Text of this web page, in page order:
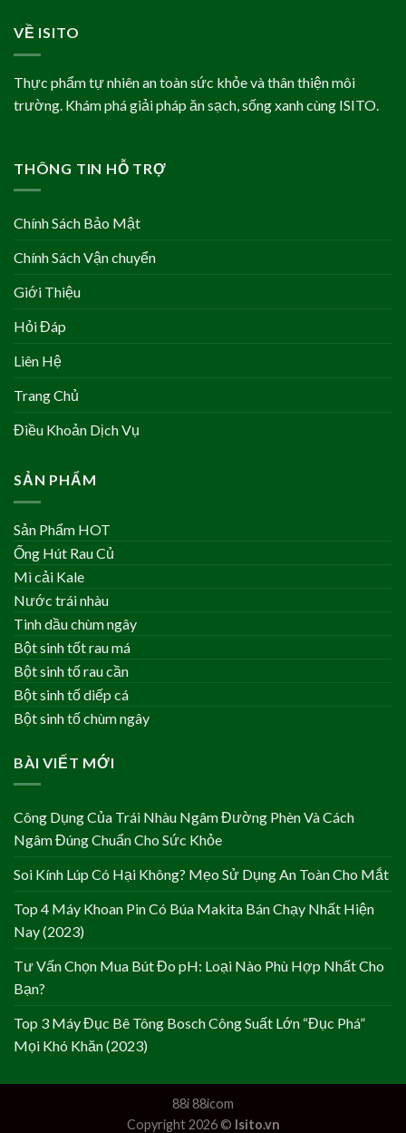
VỀ ISITO
Thực phẩm tự nhiên an toàn sức khỏe và thân thiện môi
trường. Khám phá giải pháp ăn sạch, sống xanh cùng ISITO.
THÔNG TIN HỖ TRỢ
Chính Sách Bảo Mật
Chính Sách Vận chuyển
Giới Thiệu
Hỏi Đáp
Liên Hệ
Trang Chủ
Điều Khoản Dịch Vụ
SẢN PHẨM
Sản Phẩm HOT
Ống Hút Rau Củ
Mì cải Kale
Nước trái nhàu
Tinh dầu chùm ngây
Bột sinh tốt rau má
Bột sinh tố rau cần
Bột sinh tố diếp cá
Bột sinh tố chùm ngây
BÀI VIẾT MỚI
Công Dụng Của Trái Nhàu Ngâm Đường Phèn Và Cách
Ngâm Đúng Chuẩn Cho Sức Khỏe
Soi Kính Lúp Có Hại Không? Mẹo Sử Dụng An Toàn Cho Mắt
Top 4 Máy Khoan Pin Có Búa Makita Bán Chạy Nhất Hiện
Nay (2023)
Tư Vấn Chọn Mua Bút Đo pH: Loại Nào Phù Hợp Nhất Cho
Bạn?
Top 3 Máy Đục Bê Tông Bosch Công Suất Lớn “Đục Phá”
Mọi Khó Khăn (2023)
88i88icom
Copyright 2026 © Isito.vn